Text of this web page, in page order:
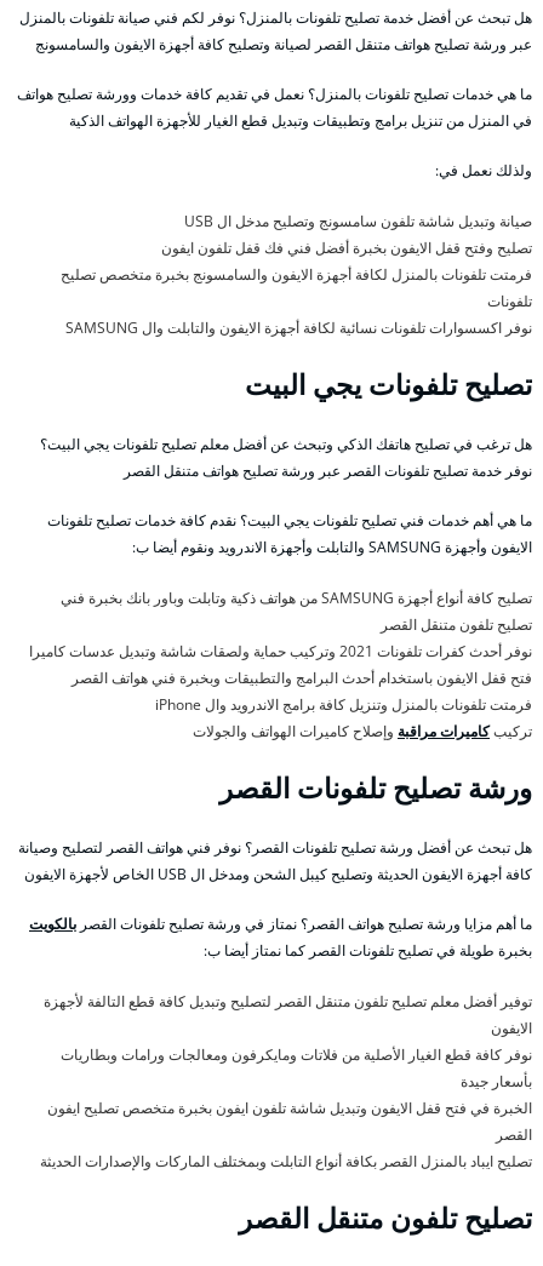
هل تبحث عن أفضل خدمة تصليح تلفونات بالمنزل؟ نوفر لكم فني صيانة تلفونات بالمنزل
عبر ورشة تصليح هواتف متنقل القصر لصيانة وتصليح كافة أجهزة الايفون والسامسونج
ما هي خدمات تصليح تلفونات بالمنزل؟ نعمل في تقديم كافة خدمات وورشة تصليح هواتف
في المنزل من تنزيل برامج وتطبيقات وتبديل قطع الغيار للأجهزة الهواتف الذكية
ولذلك نعمل في:
صيانة وتبديل شاشة تلفون سامسونج وتصليح مدخل ال USB
تصليح وفتح قفل الايفون بخبرة أفضل فني فك قفل تلفون ايفون
فرمتت تلفونات بالمنزل لكافة أجهزة الايفون والسامسونج بخبرة متخصص تصليح
تلفونات
نوفر اكسسوارات تلفونات نسائية لكافة أجهزة الايفون والتابلت وال SAMSUNG
تصليح تلفونات يجي البيت
هل ترغب في تصليح هاتفك الذكي وتبحث عن أفضل معلم تصليح تلفونات يجي البيت؟
نوفر خدمة تصليح تلفونات القصر عبر ورشة تصليح هواتف متنقل القصر
ما هي أهم خدمات فني تصليح تلفونات يجي البيت؟ نقدم كافة خدمات تصليح تلفونات
الايفون وأجهزة SAMSUNG والتابلت وأجهزة الاندرويد ونقوم أيضا ب:
تصليح كافة أنواع أجهزة SAMSUNG من هواتف ذكية وتابلت وباور بانك بخبرة فني
تصليح تلفون متنقل القصر
نوفر أحدث كفرات تلفونات 2021 وتركيب حماية ولصقات شاشة وتبديل عدسات كاميرا
فتح قفل الايفون باستخدام أحدث البرامج والتطبيقات وبخبرة فني هواتف القصر
فرمتت تلفونات بالمنزل وتنزيل كافة برامج الاندرويد وال iPhone
تركيبكاميرات مراقبة وإصلاح كاميرات الهواتف والجولات
ورشة تصليح تلفونات القصر
هل تبحث عن أفضل ورشة تصليح تلفونات القصر؟ نوفر فني هواتف القصر لتصليح وصيانة
كافة أجهزة الايفون الحديثة وتصليح كيبل الشحن ومدخل ال USB الخاص لأجهزة الايفون
ما أهم مزايا ورشة تصليح هواتف القصر؟ نمتاز في ورشة تصليح تلفونات القصر بالكويت
بخبرة طويلة في تصليح تلفونات القصر كما نمتاز أيضا ب:
توفير أفضل معلم تصليح تلفون متنقل القصر لتصليح وتبديل كافة قطع التالفة لأجهزة
الايفون
نوفر كافة قطع الغيار الأصلية من فلاتات ومايكرفون ومعالجات ورامات وبطاريات
بأسعار جيدة
الخبرة في فتح قفل الايفون وتبديل شاشة تلفون ايفون بخبرة متخصص تصليح ايفون
القصر
تصليح ايباد بالمنزل القصر بكافة أنواع التابلت وبمختلف الماركات والإصدارات الحديثة
تصليح تلفون متنقل القصر